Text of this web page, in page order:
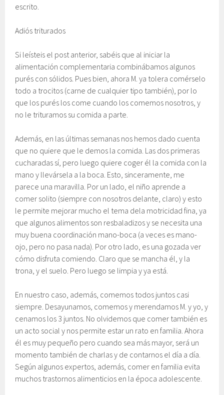
escrito.
Adiós triturados
Si leísteis el post anterior, sabéis que al iniciar la
alimentación complementaria combinábamos algunos
purés con sólidos. Pues bien, ahora M. ya tolera comérselo
todo a trocitos (carne de cualquier tipo también), por lo
que los purés los come cuando los comemos nosotros, y
no le trituramos su comida a parte.
Además, en las últimas semanas nos hemos dado cuenta
que no quiere que le demos la comida. Las dos primeras
cucharadas sí, pero luego quiere coger él la comida con la
mano y llevársela a la boca. Esto, sinceramente, me
parece una maravilla. Por un lado, el niño aprende a
comer solito (siempre con nosotros delante, claro) y esto
le permite mejorar mucho el tema dela motricidad fina, ya
que algunos alimentos son resbaladizos y se necesita una
muy buena coordinación mano-boca (a veces es mano-
ojo, pero no pasa nada). Por otro lado, es una gozada ver
cómo disfruta comiendo. Claro que se mancha él, y la
trona, y el suelo. Pero luego se limpia y ya está.
En nuestro caso, además, comemos todos juntos casi
siempre. Desayunamos, comemos y merendamos M. y yo, y
cenamos los 3 juntos. No olvidemos que comer también es
un acto social y nos permite estar un rato en familia. Ahora
él es muy pequeño pero cuando sea más mayor, será un
momento también de charlas y de contarnos el día a día.
Según algunos expertos, además, comer en familia evita
muchos trastornos alimenticios en la época adolescente.